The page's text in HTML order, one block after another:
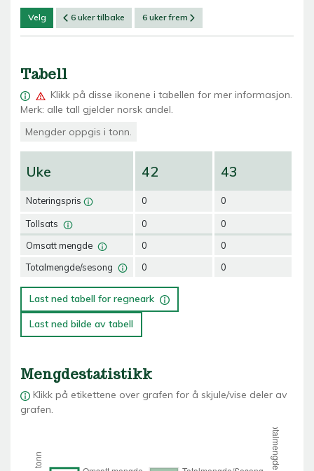
Velg 6 uker tilbake 6 uker frem
Tabell
Klikk på disse ikonene i tabellen for mer informasjon.
Merk: alle tall gjelder norsk andel.
Mengder oppgis i tonn.
Uke
Noteringspris
Tollsats
Omsatt mengde
Totalmengde/sesong
42
0
0
0
0
43
0
0
0
0
Last ned tabell for regneark
Last ned bilde av tabell
Mengdestatistikk
Klikk på etikettene over grafen for å skjule/vise deler av
grafen.